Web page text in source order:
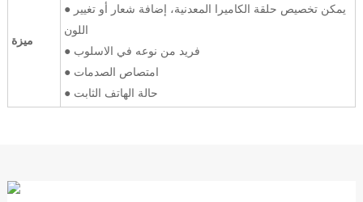
ميزة
● يمكن تخصيص حلقة الكاميرا المعدنية، إضافة شعار أو تغيير
اللون
● فريد من نوعه في الاسلوب
● امتصاص الصدمات
● حالة الهاتف الثابت